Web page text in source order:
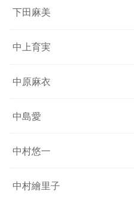
下田麻美
中上育実
中原麻衣
中島愛
中村悠一
中村繪里子